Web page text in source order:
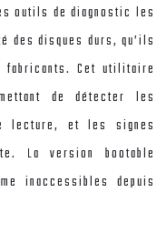
outils de diagnostic les
des disques durs, qu’ils
fabricants. Cet utilitaire
de détecter les
lecture, et les signes
La version bootable
inaccessibles depuis